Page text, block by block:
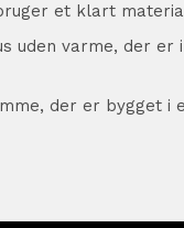
et klart
uden varme, der er
der er bygget